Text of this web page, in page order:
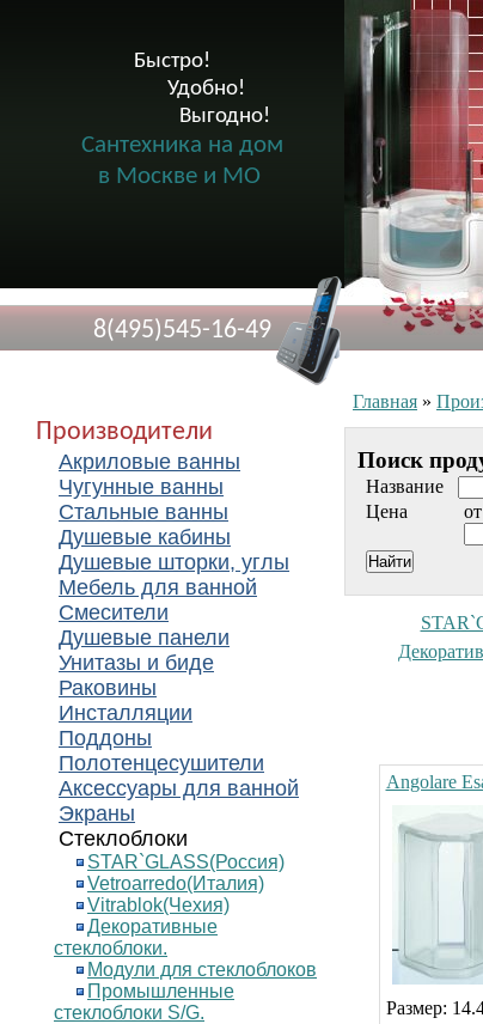
Быстро!
              Удобно!
                      Выгодно!
Сантехника на дом
в Москве и МО
8(495)545-16-49
Производители
Акриловые ванны
Чугунные ванны
Стальные ванны
Душевые кабины
Душевые шторки, углы
Мебель для ванной
Смесители
Душевые панели
Унитазы и биде
Раковины
Инсталляции
Поддоны
Полотенцесушители
Аксессуары для ванной
Экраны
Стеклоблоки
STAR`GLASS(Россия)
Vetroarredo(Италия)
Vitrablok(Чехия)
Декоративные
стеклоблоки.
Модули для стеклоблоков
Промышленные
стеклоблоки S/G.
Главная »
Поиск
Название
Цена
от
Angolare
Размер: